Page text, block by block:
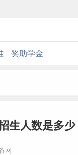
奖助学金
生人数是多少
网